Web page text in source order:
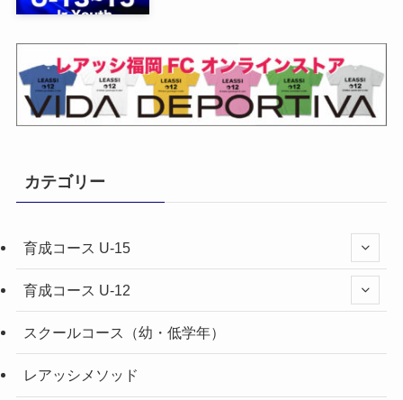
カテゴリー
育成コース U-15
育成コース U-12
スクールコース（幼・低学年）
レアッシメソッド